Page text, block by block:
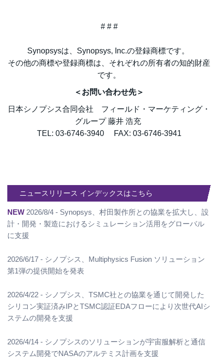
# # #
Synopsysは、Synopsys, Inc.の登録商標です。
その他の商標や登録商標は、それぞれの所有者の知的財産
です。
＜お問い合わせ先＞
日本シノプシス合同会社 フィールド・マーケティング・
グループ 藤井 浩充
TEL: 03-6746-3940 FAX: 03-6746-3941
ニュースリリース インデックスはこちら
NEW 2026/8/4 - Synopsys、村田製作所との協業を拡大し、設
計・開発・製造におけるシミュレーション活用をグローバル
に支援
2026/6/17 - シノプシス、Multiphysics Fusion ソリューション
第1弾の提供開始を発表
2026/4/22 - シノプシス、TSMC社との協業を通じて開発した
シリコン実証済みIPとTSMC認証EDAフローにより次世代AIシ
ステムの開発を支援
2026/4/14 - シノプシスのソリューションが宇宙服解析と通信
システム開発でNASAのアルテミス計画を支援